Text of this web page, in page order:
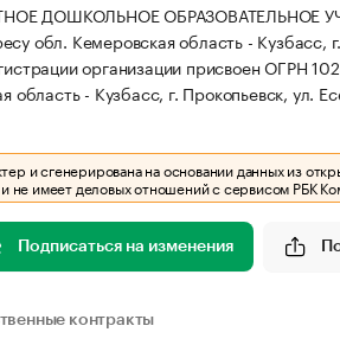
ДОШКОЛЬНОЕ ОБРАЗОВАТЕЛЬНОЕ
обл. Кемеровская область - Кузбасс,
организации присвоен ОГРН
- Кузбасс, г. Прокопьевск, ул.
и сгенерирована на основании данных из
не имеет деловых отношений с сервисом РБК
Подписаться на изменения
контракты